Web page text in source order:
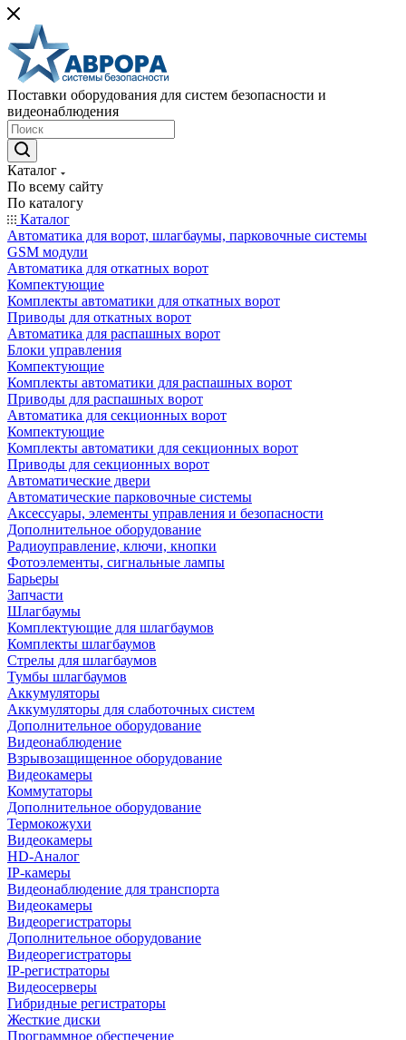
Поставки оборудования для систем безопасности и
видеонаблюдения
Каталог
По всему сайту
По каталогу
Каталог
Автоматика для ворот, шлагбаумы, парковочные системы
GSM модули
Автоматика для откатных ворот
Компектующие
Комплекты автоматики для откатных ворот
Приводы для откатных ворот
Автоматика для распашных ворот
Блоки управления
Компектующие
Комплекты автоматики для распашных ворот
Приводы для распашных ворот
Автоматика для секционных ворот
Компектующие
Комплекты автоматики для секционных ворот
Приводы для секционных ворот
Автоматические двери
Автоматические парковочные системы
Аксессуары, элементы управления и безопасности
Дополнительное оборудование
Радиоуправление, ключи, кнопки
Фотоэлементы, сигнальные лампы
Барьеры
Запчасти
Шлагбаумы
Комплектующие для шлагбаумов
Комплекты шлагбаумов
Стрелы для шлагбаумов
Тумбы шлагбаумов
Аккумуляторы
Аккумуляторы для слаботочных систем
Дополнительное оборудование
Видеонаблюдение
Взрывозащищенное оборудование
Видеокамеры
Коммутаторы
Дополнительное оборудование
Термокожухи
Видеокамеры
HD-Аналог
IP-камеры
Видеонаблюдение для транспорта
Видеокамеры
Видеорегистраторы
Дополнительное оборудование
Видеорегистраторы
IP-регистраторы
Видеосерверы
Гибридные регистраторы
Жесткие диски
Программное обеспечение